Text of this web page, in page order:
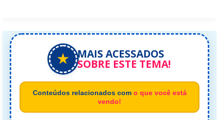
★ MAIS ACESSADOS
SOBRE ESTE TEMA!
Conteúdos relacionados com o que você está
vendo!